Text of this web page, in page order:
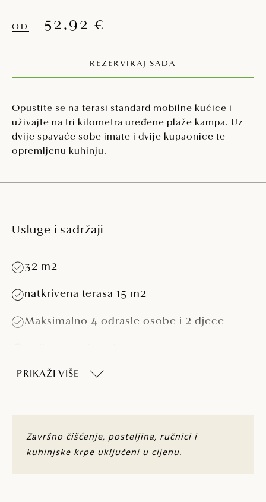
OD 52,92 €
REZERVIRAJ SADA
Opustite se na terasi standard mobilne kućice i
uživajte na tri kilometra uređene plaže kampa. Uz
dvije spavaće sobe imate i dvije kupaonice te
opremljenu kuhinju.
Usluge i sadržaji
32 m2
natkrivena terasa 15 m2
Maksimalno 4 odrasle osobe i 2 djece
Spavaća soba s krevetom (160 x 200 cm)
Sjedeća garnitura (mogućnost korištenja
kao dodatan ležaj 120 x 190 cm)
PRIKAŽI VIŠE
Završno čišćenje, posteljina, ručnici i
kuhinjske krpe uključeni u cijenu.